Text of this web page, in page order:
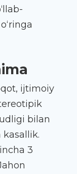
ijtimoiy
bilan
3